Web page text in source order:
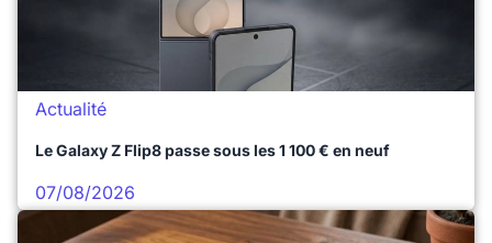
Actualité
Le Galaxy Z Flip8 passe sous les 1 100 € en neuf
07/08/2026